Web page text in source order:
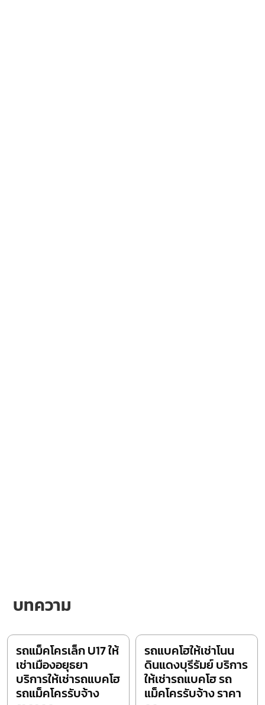
บทความ
รถแม็คโครเล็ก U17 ให้
เช่าเมืองอยุธยา
บริการให้เช่ารถแบคโฮ
รถแม็คโครรับจ้าง
รถแบคโฮให้เช่าโนน
ดินแดงบุรีรัมย์ บริการ
ให้เช่ารถแบคโฮ รถ
แม็คโครรับจ้าง ราคา